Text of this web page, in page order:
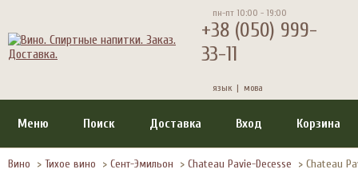
пн-пт 10:00 - 19:00
+38 (050) 999-
33-11
язык | мова
Меню Поиск Доставка Вход Корзина
Вино > Тихое вино > Сент-Эмильон > Chateau Pavie-Decesse > Chateau